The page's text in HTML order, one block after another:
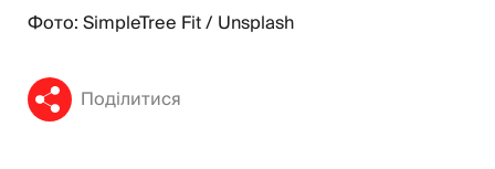
Фото: SimpleTree Fit / Unsplash
Поділитися